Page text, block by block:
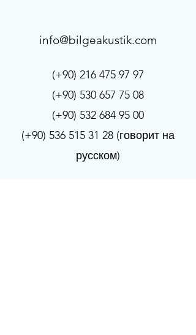
info@bilgeakustik.com
(+90) 216 475 97 97
(+90) 530 657 75 08
(+90) 532 684 95 00
(+90) 536 515 31 28 (говорит на
русском)